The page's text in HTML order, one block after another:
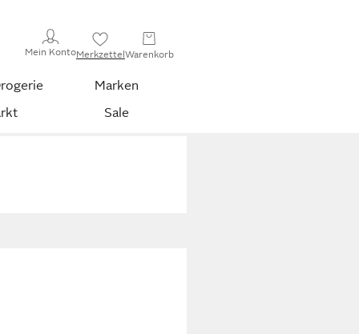
Mein KontoMerkzettelWarenkorb
Marken
Sale